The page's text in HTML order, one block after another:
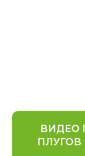
ВИДЕО